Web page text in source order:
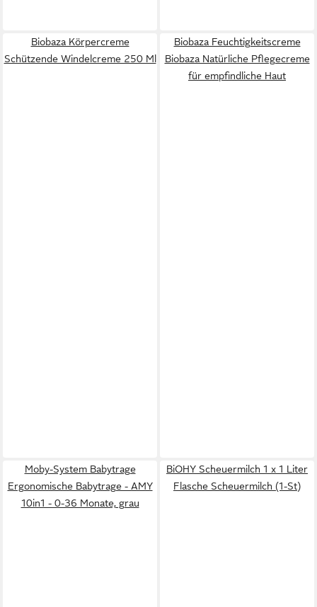
Biobaza Körpercreme
Schützende Windelcreme 250 Ml
Biobaza Feuchtigkeitscreme
Biobaza Natürliche Pflegecreme
für empfindliche Haut
Moby-System Babytrage
Ergonomische Babytrage - AMY
10in1 - 0-36 Monate, grau
BiOHY Scheuermilch 1 x 1 Liter
Flasche Scheuermilch (1-St)